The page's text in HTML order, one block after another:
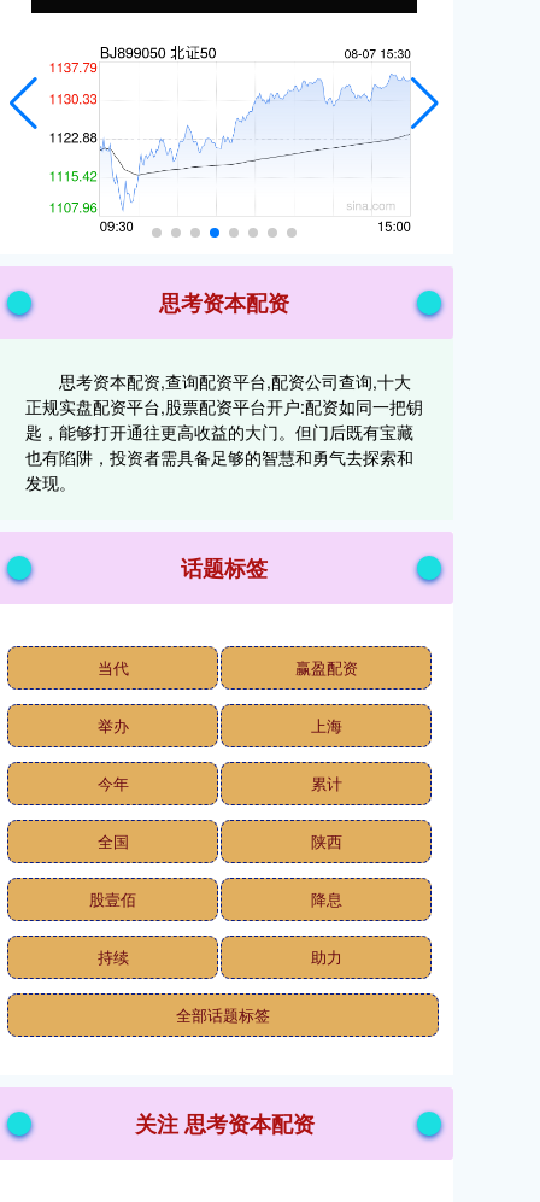
思考资本配资
思考资本配资,查询配资平台,配资公司查询,十大
正规实盘配资平台,股票配资平台开户:配资如同一把钥
匙，能够打开通往更高收益的大门。但门后既有宝藏
也有陷阱，投资者需具备足够的智慧和勇气去探索和
发现。
话题标签
当代 赢盈配资
举办 上海
今年 累计
全国 陕西
股壹佰 降息
持续 助力
全部话题标签
关注 思考资本配资